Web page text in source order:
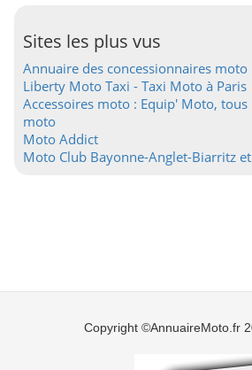
Sites les plus vus
Annuaire des concessionnaires moto
Liberty Moto Taxi - Taxi Moto à Paris
Accessoires moto : Equip' Moto, tous
moto
Moto Addict
Moto Club Bayonne-Anglet-Biarritz
Copyright ©AnnuaireMoto.fr